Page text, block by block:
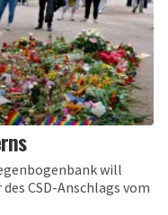
will
CSD-Anschlags vom